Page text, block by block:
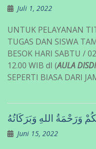
Juli 1, 2022
UNTUK PELAYANAN
TUGAS DAN SISWA
BESOK HARI SABTU /
12.00 WIB dI (AULA
SEPERTI BIASA DARI
Juni 15, 2022